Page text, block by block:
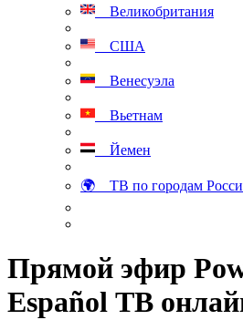
Великобритания
США
Венесуэла
Вьетнам
Йемен
🌍 ТВ по городам
Прямой эфир
Español ТВ